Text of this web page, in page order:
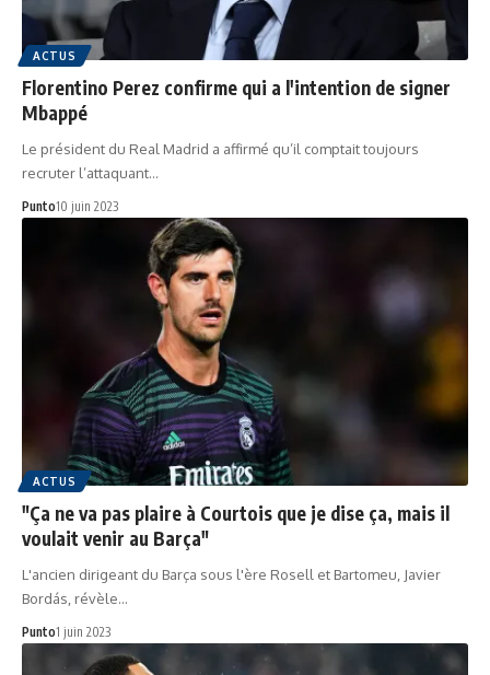
ACTUS
Florentino Perez confirme qui a l'intention de signer
Mbappé
Le président du Real Madrid a affirmé qu’il comptait toujours
recruter l’attaquant…
Punto10 juin 2023
ACTUS
"Ça ne va pas plaire à Courtois que je dise ça, mais il
voulait venir au Barça"
L'ancien dirigeant du Barça sous l'ère Rosell et Bartomeu, Javier
Bordás, révèle…
Punto1 juin 2023